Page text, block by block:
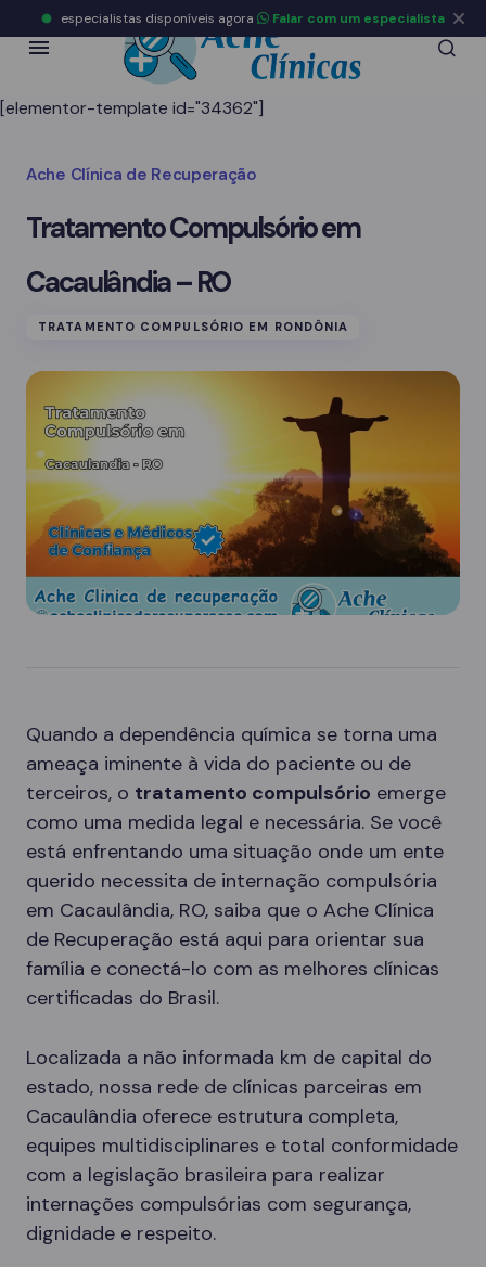
[elementor-template id="34362"]
Ache Clínica de Recuperação
Tratamento Compulsório em
Cacaulândia – RO
TRATAMENTO COMPULSÓRIO EM RONDÔNIA
Quando a dependência química se torna uma
ameaça iminente à vida do paciente ou de
terceiros, o tratamento compulsório emerge
como uma medida legal e necessária. Se você
está enfrentando uma situação onde um ente
querido necessita de internação compulsória
em Cacaulândia, RO, saiba que o Ache Clínica
de Recuperação está aqui para orientar sua
família e conectá-lo com as melhores clínicas
certificadas do Brasil.
Localizada a não informada km de capital do
estado, nossa rede de clínicas parceiras em
Cacaulândia oferece estrutura completa,
equipes multidisciplinares e total conformidade
com a legislação brasileira para realizar
internações compulsórias com segurança,
dignidade e respeito.
especialistas disponíveis agora Falar com um especialista